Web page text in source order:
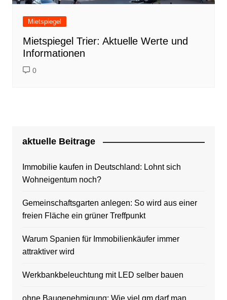
Mietspiegel
Mietspiegel Trier: Aktuelle Werte und
Informationen
0
aktuelle Beitrage
Immobilie kaufen in Deutschland: Lohnt sich
Wohneigentum noch?
Gemeinschaftsgarten anlegen: So wird aus einer
freien Fläche ein grüner Treffpunkt
Warum Spanien für Immobilienkäufer immer
attraktiver wird
Werkbankbeleuchtung mit LED selber bauen
ohne Baugenehmigung: Wie viel qm darf man